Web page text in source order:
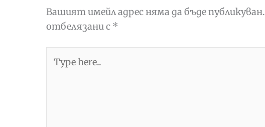
Вашият имейл адрес няма да бъде публикуван.
отбелязани с *
here..